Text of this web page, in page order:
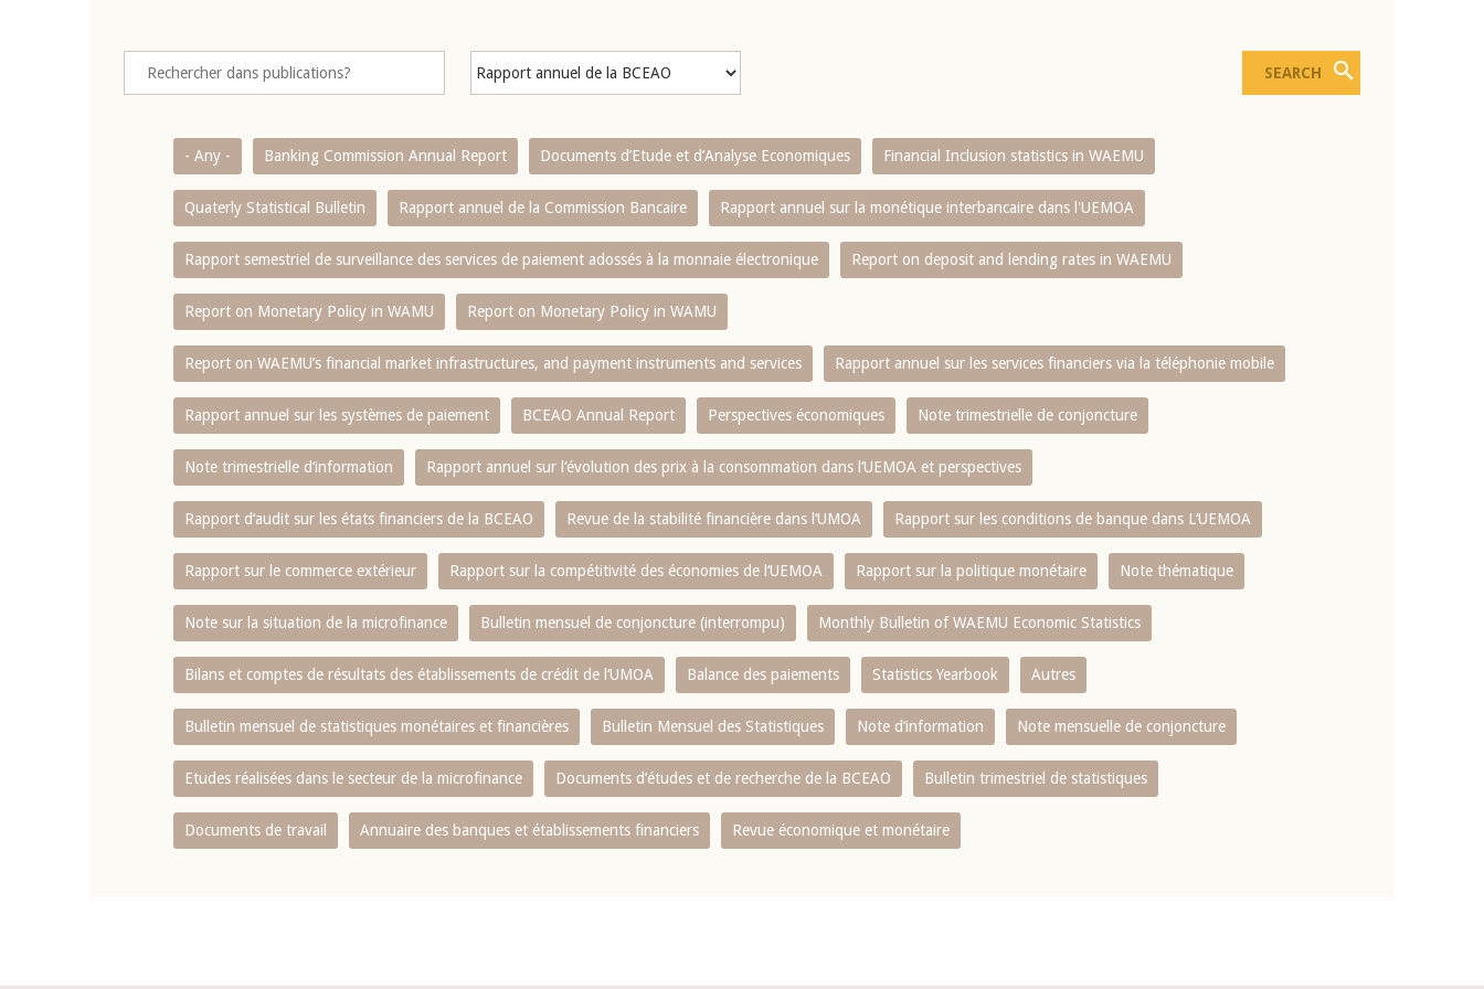
- Any - Banking Commission Annual Report Documents d’Etude et d’Analyse Economiques Financial Inclusion statistics in WAEMU
Quaterly Statistical Bulletin Rapport annuel de la Commission Bancaire Rapport annuel sur la monétique interbancaire dans l'UEMOA
Rapport semestriel de surveillance des services de paiement adossés à la monnaie électronique Report on deposit and lending rates in WAEMU
Report on Monetary Policy in WAMU Report on Monetary Policy in WAMU
Report on WAEMU’s financial market infrastructures, and payment instruments and services Rapport annuel sur les services financiers via la téléphonie mobile
Rapport annuel sur les systèmes de paiement BCEAO Annual Report Perspectives économiques Note trimestrielle de conjoncture
Note trimestrielle d‘information Rapport annuel sur l‘évolution des prix à la consommation dans l‘UEMOA et perspectives
Rapport d‘audit sur les états financiers de la BCEAO Revue de la stabilité financière dans l‘UMOA Rapport sur les conditions de banque dans L‘UEMOA
Rapport sur le commerce extérieur Rapport sur la compétitivité des économies de l‘UEMOA Rapport sur la politique monétaire Note thématique
Note sur la situation de la microfinance Bulletin mensuel de conjoncture (interrompu) Monthly Bulletin of WAEMU Economic Statistics
Bilans et comptes de résultats des établissements de crédit de l‘UMOA Balance des paiements Statistics Yearbook Autres
Bulletin mensuel de statistiques monétaires et financières Bulletin Mensuel des Statistiques Note d’information Note mensuelle de conjoncture
Etudes réalisées dans le secteur de la microfinance Documents d’études et de recherche de la BCEAO Bulletin trimestriel de statistiques
Documents de travail Annuaire des banques et établissements financiers Revue économique et monétaire